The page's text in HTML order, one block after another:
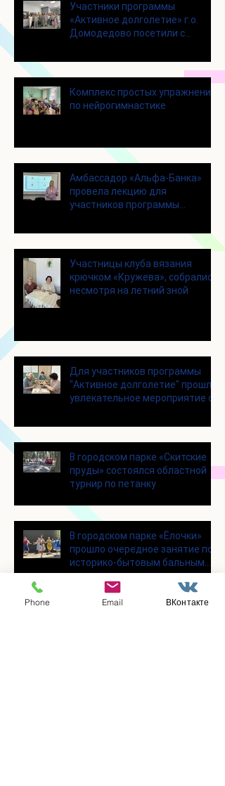
Участники программы
«Активное долголетие» г.о.
Домодедово посетили с
Щелково
Комплекс простых упражнений
по нейрогимнастике
Амбассадор «Альфа-Банка»
провела лекцию для
участников программы
Участницы клуба вязания
крючком «Кружева», собрались
несмотря на летний зной
Для участников программы
"Активное долголетие" прошло
увлекательное мероприятие с
играми
В городском парке «Скитские
пруды» состоялся областной
турнир по петанку
В городском парке «Ёлочки»
прошло очередное занятие по
историко-бытовым бальным
танцам
Phone Email ВКонтакте